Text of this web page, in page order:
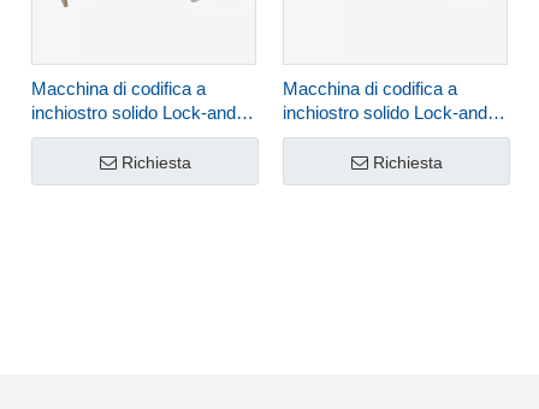
Macchina di codifica a
inchiostro solido Lock-and-
Follow MY-812A
Richiesta
Macchina di codifica a
inchiostro solido Lock-and-
Follow MY-812G
Richiesta